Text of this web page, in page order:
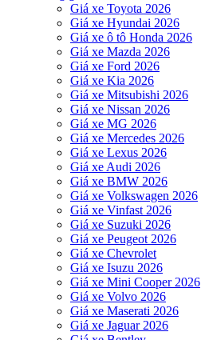
Giá xe Toyota 2026
Giá xe Hyundai 2026
Giá xe ô tô Honda 2026
Giá xe Mazda 2026
Giá xe Ford 2026
Giá xe Kia 2026
Giá xe Mitsubishi 2026
Giá xe Nissan 2026
Giá xe MG 2026
Giá xe Mercedes 2026
Giá xe Lexus 2026
Giá xe Audi 2026
Giá xe BMW 2026
Giá xe Volkswagen 2026
Giá xe Vinfast 2026
Giá xe Suzuki 2026
Giá xe Peugeot 2026
Giá xe Chevrolet
Giá xe Isuzu 2026
Giá xe Mini Cooper 2026
Giá xe Volvo 2026
Giá xe Maserati 2026
Giá xe Jaguar 2026